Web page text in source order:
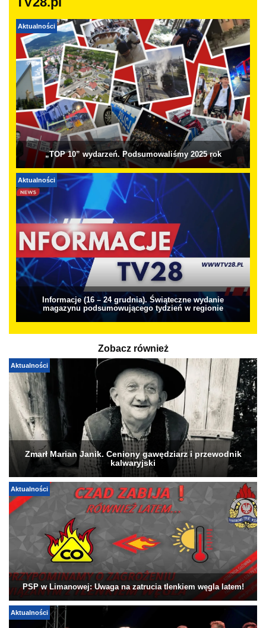
TV28.pl
Aktualności
„TOP 10” wydarzeń. Podsumowaliśmy 2025 rok
Aktualności
Informacje (16 – 24 grudnia). Świąteczne wydanie
magazynu podsumowującego tydzień w regionie
Zobacz również
Aktualności
Zmarł Marian Janik. Ceniony gawędziarz i przewodnik
kalwaryjski
Aktualności
PSP w Limanowej: Uwaga na zatrucia tlenkiem węgla latem!
Aktualności